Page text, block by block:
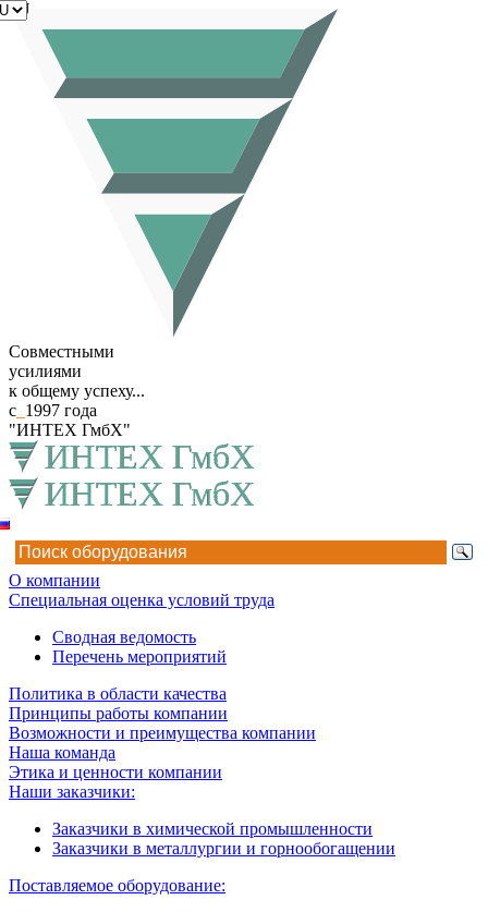
Совместными
усилиями
к общему успеху...
с 1997 года
"ИНТЕХ ГмбХ"
RU
О компании
Специальная оценка условий труда
Сводная ведомость
Перечень мероприятий
Политика в области качества
Принципы работы компании
Возможности и преимущества компании
Наша команда
Этика и ценности компании
Наши заказчики:
Заказчики в химической промышленности
Заказчики в металлургии и горнообогащении
Поставляемое оборудование: